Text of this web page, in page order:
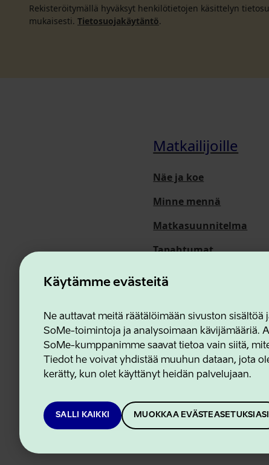
Käytämme evästeitä
Ne auttavat meitä räätälöimään sivuston sisältöä
SoMe-toimintoja ja analysoimaan kävijämääriä.
SoMe-kumppanimme saavat tietoa vain siitä,
Tiedot he voivat yhdistää muuhun dataan, jota
kerätty, kun olet käyttänyt heidän palvelujaan.
SALLI KAIKKI MUOKKAA EVÄSTEASETUKSIASI
Rekisteröitymällä hyväksyt henkilötietojen käsittelyn
mukaisesti. Tietosuojakäytäntö.
Matkailijoille
Näe ja koe
Minne mennä
Matkasuunnitelma
Tapahtumat
Meistä
Estonian Business and